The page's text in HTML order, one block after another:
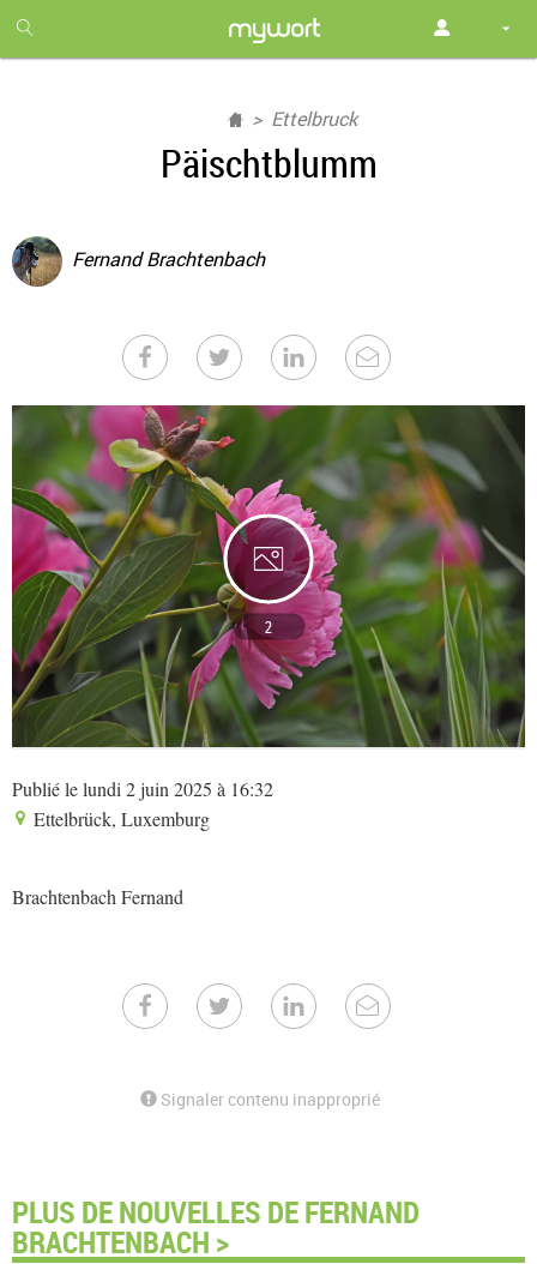
month
free
Ettelbruck
Päischtblumm
Fernand Brachtenbach
2
Publié le lundi 2 juin 2025 à 16:32
Ettelbrück, Luxemburg
Brachtenbach Fernand
Signaler contenu inapproprié
PLUS DE NOUVELLES DE FERNAND
BRACHTENBACH >